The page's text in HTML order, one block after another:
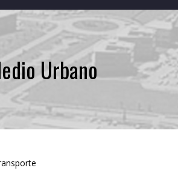
Urbano